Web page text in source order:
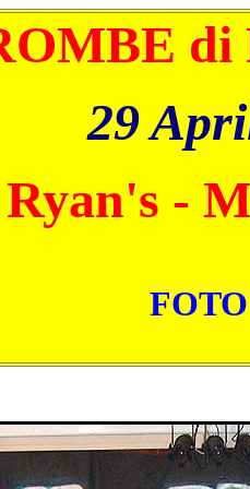
di
29
-